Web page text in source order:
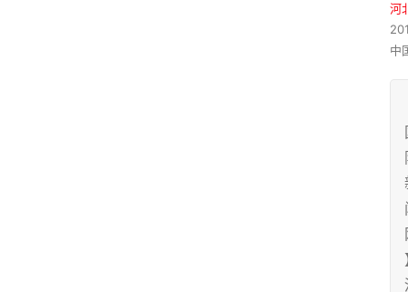
河
中